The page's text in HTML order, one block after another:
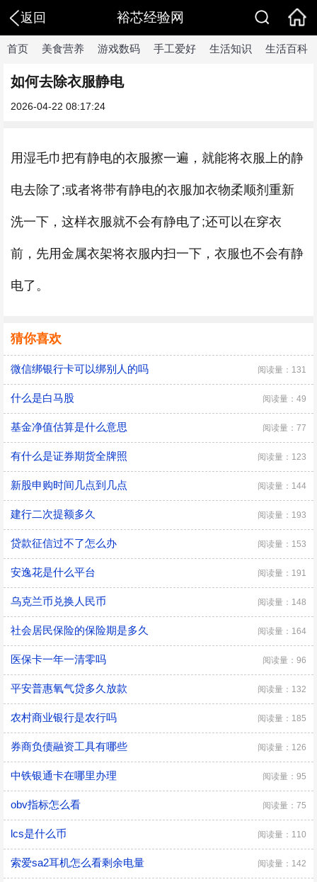
返回 裕芯经验网
首页 美食营养 游戏数码 手工爱好 生活知识 生活百科
如何去除衣服静电
2026-04-22 08:17:24
用湿毛巾把有静电的衣服擦一遍，就能将衣服上的静
电去除了;或者将带有静电的衣服加衣物柔顺剂重新
洗一下，这样衣服就不会有静电了;还可以在穿衣
前，先用金属衣架将衣服内扫一下，衣服也不会有静
电了。
猜你喜欢
微信绑银行卡可以绑别人的吗 阅读量：131
什么是白马股 阅读量：49
基金净值估算是什么意思 阅读量：77
有什么是证券期货全牌照 阅读量：123
新股申购时间几点到几点 阅读量：144
建行二次提额多久 阅读量：193
贷款征信过不了怎么办 阅读量：153
安逸花是什么平台 阅读量：191
乌克兰币兑换人民币 阅读量：148
社会居民保险的保险期是多久 阅读量：164
医保卡一年一清零吗 阅读量：96
平安普惠氧气贷多久放款 阅读量：132
农村商业银行是农行吗 阅读量：185
券商负债融资工具有哪些 阅读量：126
中铁银通卡在哪里办理 阅读量：95
obv指标怎么看 阅读量：75
lcs是什么币 阅读量：110
索爱sa2耳机怎么看剩余电量 阅读量：142